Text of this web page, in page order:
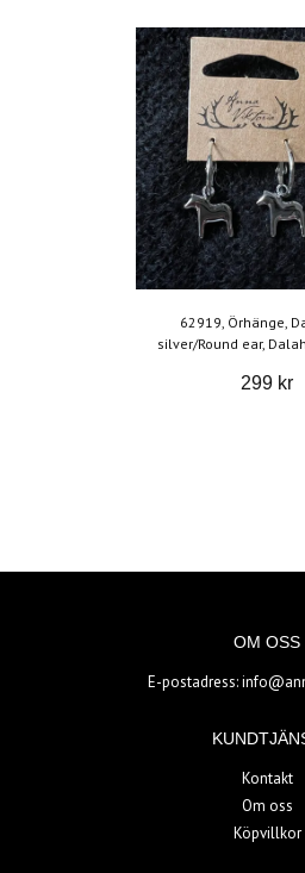
62919, Örhänge,
silver/Round ear,
299 kr
OM OSS
E-postadress:
Kontakt
Om oss
Köpvillkor